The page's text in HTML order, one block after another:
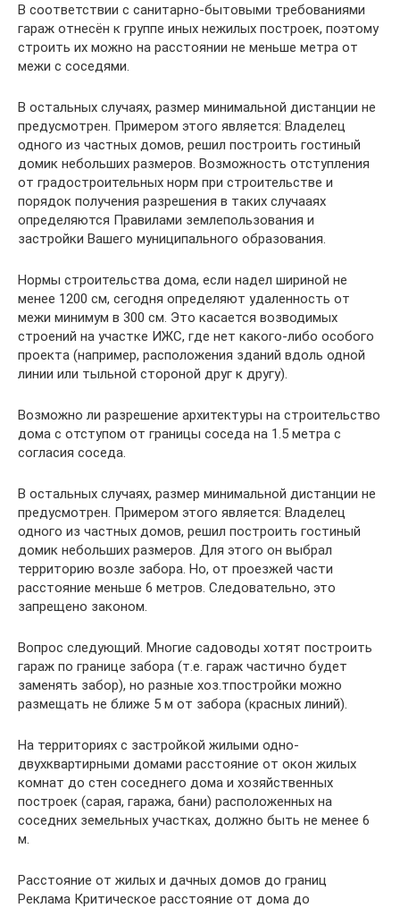
В соответствии с санитарно-бытовыми требованиями
гараж отнесён к группе иных нежилых построек, поэтому
строить их можно на расстоянии не меньше метра от
межи с соседями.
В остальных случаях, размер минимальной дистанции не
предусмотрен. Примером этого является: Владелец
одного из частных домов, решил построить гостиный
домик небольших размеров. Возможность отступления
от градостроительных норм при строительстве и
порядок получения разрешения в таких случааях
определяются Правилами землепользования и
застройки Вашего муниципального образования.
Нормы строительства дома, если надел шириной не
менее 1200 см, сегодня определяют удаленность от
межи минимум в 300 см. Это касается возводимых
строений на участке ИЖС, где нет какого-либо особого
проекта (например, расположения зданий вдоль одной
линии или тыльной стороной друг к другу).
Возможно ли разрешение архитектуры на строительство
дома с отступом от границы соседа на 1.5 метра с
согласия соседа.
В остальных случаях, размер минимальной дистанции не
предусмотрен. Примером этого является: Владелец
одного из частных домов, решил построить гостиный
домик небольших размеров. Для этого он выбрал
территорию возле забора. Но, от проезжей части
расстояние меньше 6 метров. Следовательно, это
запрещено законом.
Вопрос следующий. Многие садоводы хотят построить
гараж по границе забора (т.е. гараж частично будет
заменять забор), но разные хоз.тпостройки можно
размещать не ближе 5 м от забора (красных линий).
На территориях с застройкой жилыми одно-
двухквартирными домами расстояние от окон жилых
комнат до стен соседнего дома и хозяйственных
построек (сарая, гаража, бани) расположенных на
соседних земельных участках, должно быть не менее 6
м.
Расстояние от жилых и дачных домов до границ
Реклама Критическое расстояние от дома до